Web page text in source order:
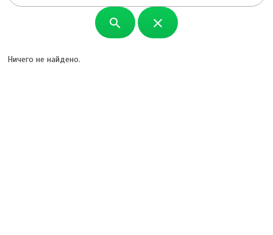
search close
Ничего не найдено.